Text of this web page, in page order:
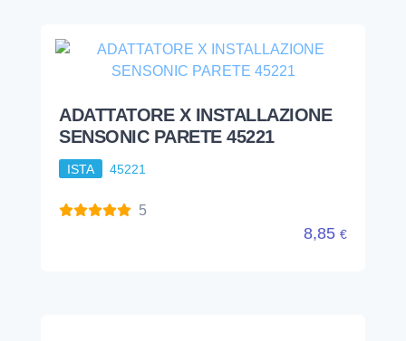
ADATTATORE X INSTALLAZIONE
SENSONIC PARETE 45221
ISTA 45221
5
8,85 €